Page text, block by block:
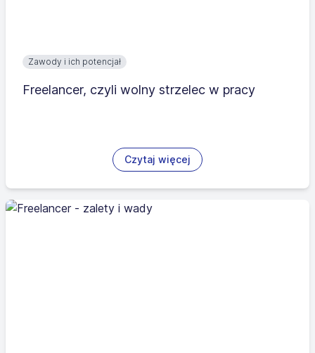
Zawody i ich potencjał
Freelancer, czyli wolny strzelec w pracy
Czytaj więcej